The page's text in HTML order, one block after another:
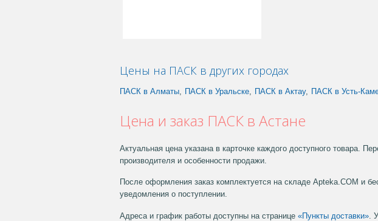
Цены на ПАСК в других городах
ПАСК в Алматы ПАСК в Уральске ПАСК в Актау, ПАСК в Усть-
Цена и заказ ПАСК в Астане
Актуальная цена указана в карточке каждого доступного товара.
производителя и особенности продажи.
После оформления заказ комплектуется на складе Apteka.COM и
уведомления о поступлении.
Адреса и график работы доступны на странице «Пункты доставки» .